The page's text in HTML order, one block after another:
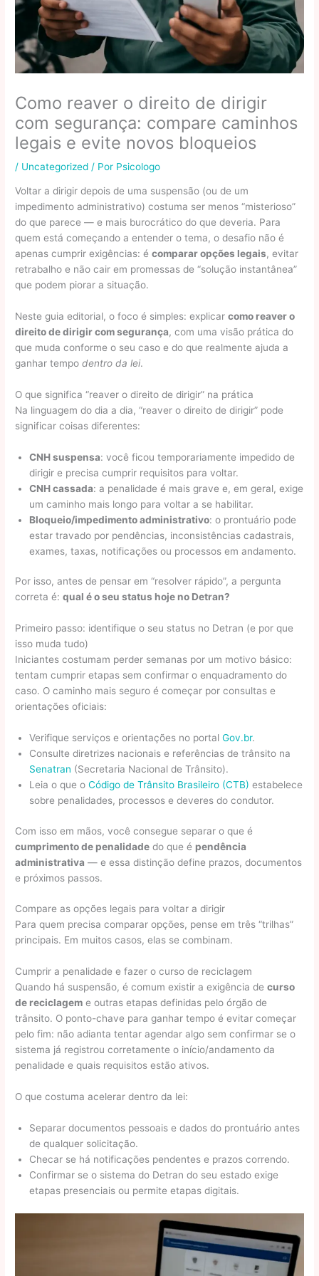
Como reaver o direito de dirigir
com segurança: compare caminhos
legais e evite novos bloqueios
/ Uncategorized / Por Psicologo
Voltar a dirigir depois de uma suspensão (ou de um
impedimento administrativo) costuma ser menos “misterioso”
do que parece — e mais burocrático do que deveria. Para
quem está começando a entender o tema, o desafio não é
apenas cumprir exigências: écomparar opções legais, evitar
retrabalho e não cair em promessas de “solução instantânea”
que podem piorar a situação.
Neste guia editorial, o foco é simples: explicarcomo reaver o
direito de dirigir com segurança, com uma visão prática do
que muda conforme o seu caso e do que realmente ajuda a
ganhar tempodentro da lei.
O que significa “reaver o direito de dirigir” na prática
Na linguagem do dia a dia, “reaver o direito de dirigir” pode
significar coisas diferentes:
CNH suspensa: você ficou temporariamente impedido de
dirigir e precisa cumprir requisitos para voltar.
CNH cassada: a penalidade é mais grave e, em geral, exige
um caminho mais longo para voltar a se habilitar.
Bloqueio/impedimento administrativo: o prontuário pode
estar travado por pendências, inconsistências cadastrais,
exames, taxas, notificações ou processos em andamento.
Por isso, antes de pensar em “resolver rápido”, a pergunta
correta é:qual é o seu status hoje no Detran?
Primeiro passo: identifique o seu status no Detran (e por que
isso muda tudo)
Iniciantes costumam perder semanas por um motivo básico:
tentam cumprir etapas sem confirmar o enquadramento do
caso. O caminho mais seguro é começar por consultas e
orientações oficiais:
Verifique serviços e orientações no portalGov.br.
Consulte diretrizes nacionais e referências de trânsito na
Senatran (Secretaria Nacional de Trânsito).
Leia o que oCódigo de Trânsito Brasileiro (CTB) estabelece
sobre penalidades, processos e deveres do condutor.
Com isso em mãos, você consegue separar o que é
cumprimento de penalidade do que é pendência
administrativa — e essa distinção define prazos, documentos
e próximos passos.
Compare as opções legais para voltar a dirigir
Para quem precisa comparar opções, pense em três “trilhas”
principais. Em muitos casos, elas se combinam.
Cumprir a penalidade e fazer o curso de reciclagem
Quando há suspensão, é comum existir a exigência decurso
de reciclagem e outras etapas definidas pelo órgão de
trânsito. O ponto-chave para ganhar tempo é evitar começar
pelo fim: não adianta tentar agendar algo sem confirmar se o
sistema já registrou corretamente o início/andamento da
penalidade e quais requisitos estão ativos.
O que costuma acelerar dentro da lei:
Separar documentos pessoais e dados do prontuário antes
de qualquer solicitação.
Checar se há notificações pendentes e prazos correndo.
Confirmar se o sistema do Detran do seu estado exige
etapas presenciais ou permite etapas digitais.